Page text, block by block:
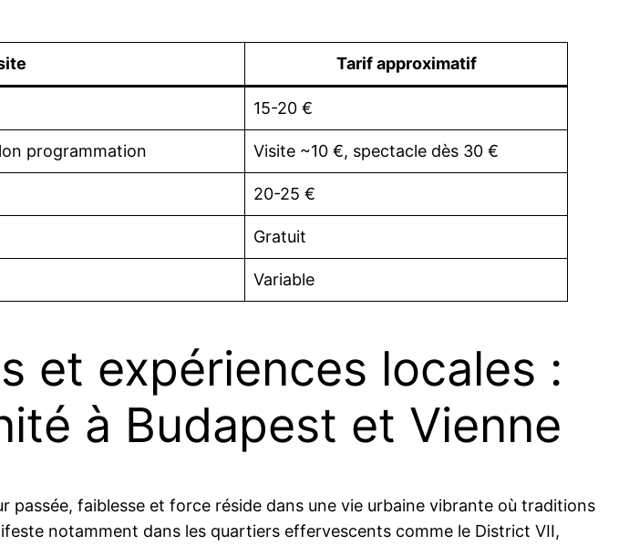
Tarif approximatif
15-20 €
programmation Visite ~10 €, spectacle dès 30 €
20-25 €
Gratuit
Variable
et expériences locales :
à Budapest et Vienne
faiblesse et force réside dans une vie urbaine vibrante où traditions
notamment dans les quartiers effervescents comme le District VII,